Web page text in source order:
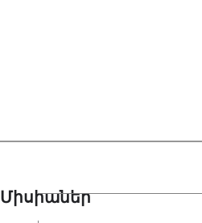
Միսիաներ